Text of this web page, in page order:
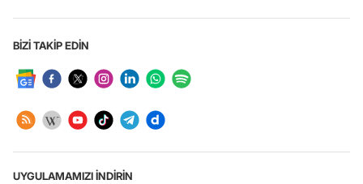
BİZİ TAKİP EDİN
UYGULAMAMIZI İNDİRİN